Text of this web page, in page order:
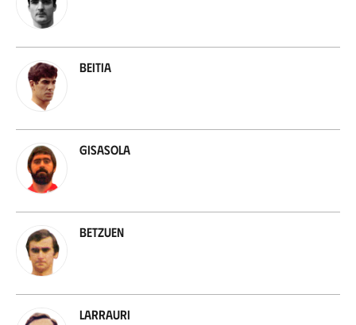
Beitia
Gisasola
Betzuen
Larrauri